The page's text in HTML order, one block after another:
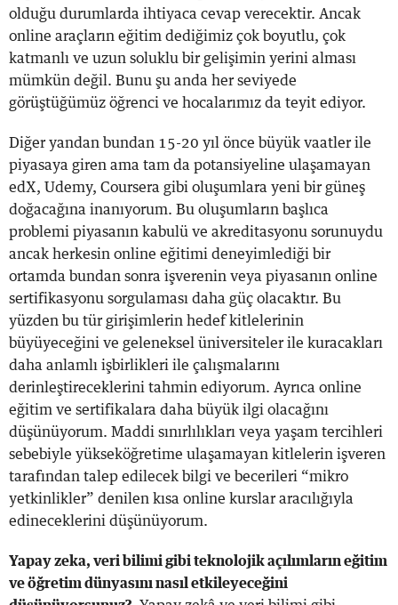
olduğu durumlarda ihtiyaca cevap verecektir. Ancak
online araçların eğitim dediğimiz çok boyutlu, çok
katmanlı ve uzun soluklu bir gelişimin yerini alması
mümkün değil. Bunu şu anda her seviyede
görüştüğümüz öğrenci ve hocalarımız da teyit ediyor.
Diğer yandan bundan 15-20 yıl önce büyük vaatler ile
piyasaya giren ama tam da potansiyeline ulaşamayan
edX, Udemy, Coursera gibi oluşumlara yeni bir güneş
doğacağına inanıyorum. Bu oluşumların başlıca
problemi piyasanın kabulü ve akreditasyonu sorunuydu
ancak herkesin online eğitimi deneyimlediği bir
ortamda bundan sonra işverenin veya piyasanın online
sertifikasyonu sorgulaması daha güç olacaktır. Bu
yüzden bu tür girişimlerin hedef kitlelerinin
büyüyeceğini ve geleneksel üniversiteler ile kuracakları
daha anlamlı işbirlikleri ile çalışmalarını
derinleştireceklerini tahmin ediyorum. Ayrıca online
eğitim ve sertifikalara daha büyük ilgi olacağını
düşünüyorum. Maddi sınırlılıkları veya yaşam tercihleri
sebebiyle yükseköğretime ulaşamayan kitlelerin işveren
tarafından talep edilecek bilgi ve becerileri “mikro
yetkinlikler” denilen kısa online kurslar aracılığıyla
edineceklerini düşünüyorum.
Yapay zeka, veri bilimi gibi teknolojik açılımların eğitim
ve öğretim dünyasını nasıl etkileyeceğini